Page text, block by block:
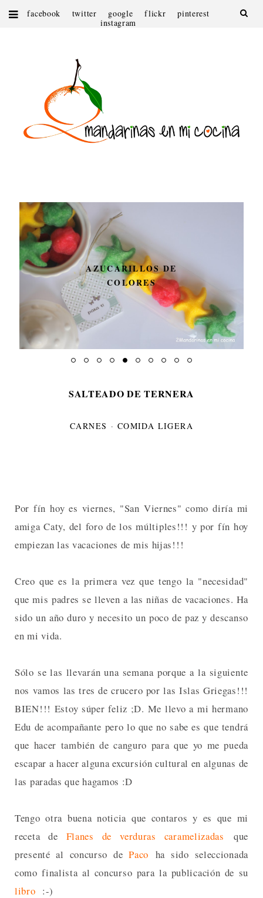
facebook twitter google flickr
pinterest
instagram
AZUCARILLOS DE
COLORES
SALTEADO DE TERNERA
CARNES · COMIDA LIGERA
Por fín hoy es viernes, "San Viernes" como diría mi
amiga Caty, del foro de los múltiples!!! y por fín hoy
empiezan las vacaciones de mis hijas!!!
Creo que es la primera vez que tengo la "necesidad"
que mis padres se lleven a las niñas de vacaciones. Ha
sido un año duro y necesito un poco de paz y descanso
en mi vida.
Sólo se las llevarán una semana porque a la siguiente
nos vamos las tres de crucero por las Islas Griegas!!!
BIEN!!! Estoy súper feliz ;D. Me llevo a mi hermano
Edu de acompañante pero lo que no sabe es que tendrá
que hacer también de canguro para que yo me pueda
escapar a hacer alguna excursión cultural en algunas de
las paradas que hagamos :D
Tengo otra buena noticia que contaros y es que mi
receta de Flanes de verduras caramelizadas que
presenté al concurso dePaco ha sido seleccionada
como finalista al concurso para la publicación de su
libro :-)